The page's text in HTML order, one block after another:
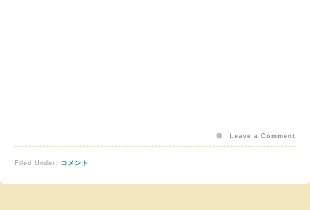
Filed Under: コメント
Leave a Comment